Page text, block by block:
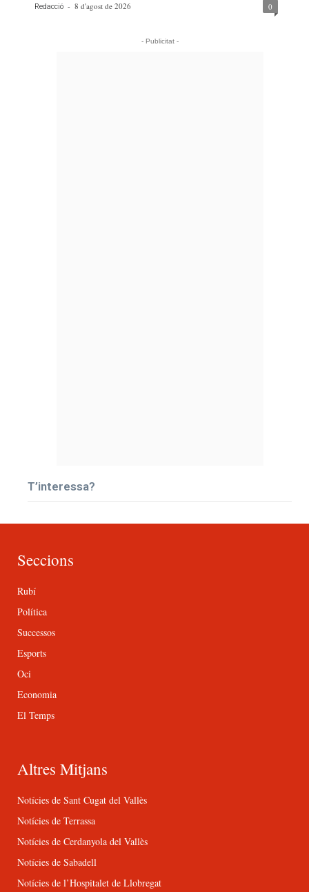
Redacció - 8 d'agost de 2026 0
- Publicitat -
T’interessa?
Seccions
Rubí
Política
Successos
Esports
Oci
Economia
El Temps
Altres Mitjans
Notícies de Sant Cugat del Vallès
Notícies de Terrassa
Notícies de Cerdanyola del Vallès
Notícies de Sabadell
Notícies de l’Hospitalet de Llobregat